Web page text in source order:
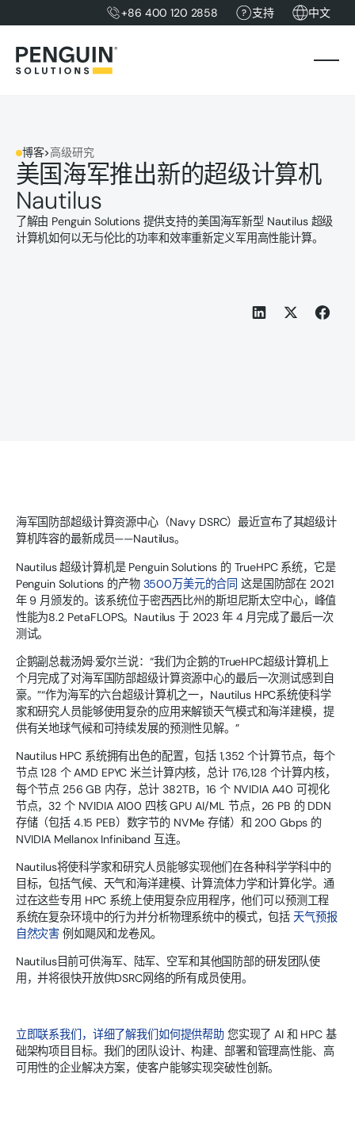
+86 400 120 2858 支持 中文
博客>高级研究
美国海军推出新的超级计算机
Nautilus
了解由 Penguin Solutions 提供支持的美国海军新型 Nautilus 超级
计算机如何以无与伦比的功率和效率重新定义军用高性能计算。
海军国防部超级计算资源中心（Navy DSRC）最近宣布了其超级计
算机阵容的最新成员——Nautilus。
Nautilus 超级计算机是 Penguin Solutions 的 TrueHPC 系统，它是
Penguin Solutions 的产物 3500万美元的合同 这是国防部在 2021
年 9 月颁发的。该系统位于密西西比州的斯坦尼斯太空中心，峰值
性能为8.2 PetaFLOPS。Nautilus 于 2023 年 4 月完成了最后一次
测试。
企鹅副总裁汤姆·爱尔兰说：“我们为企鹅的TrueHPC超级计算机上
个月完成了对海军国防部超级计算资源中心的最后一次测试感到自
豪。”“作为海军的六台超级计算机之一，Nautilus HPC系统使科学
家和研究人员能够使用复杂的应用来解锁天气模式和海洋建模，提
供有关地球气候和可持续发展的预测性见解。”
Nautilus HPC 系统拥有出色的配置，包括 1,352 个计算节点，每个
节点 128 个 AMD EPYC 米兰计算内核，总计 176,128 个计算内核，
每个节点 256 GB 内存，总计 382TB，16 个 NVIDIA A40 可视化
节点，32 个 NVIDIA A100 四核 GPU AI/ML 节点，26 PB 的 DDN
存储（包括 4.15 PEB）数字节的 NVMe 存储）和 200 Gbps 的
NVIDIA Mellanox Infiniband 互连。
Nautilus将使科学家和研究人员能够实现他们在各种科学学科中的
目标，包括气候、天气和海洋建模、计算流体力学和计算化学。通
过在这些专用 HPC 系统上使用复杂应用程序，他们可以预测工程
系统在复杂环境中的行为并分析物理系统中的模式，包括 天气预报
自然灾害 例如飓风和龙卷风。
Nautilus目前可供海军、陆军、空军和其他国防部的研发团队使
用，并将很快开放供DSRC网络的所有成员使用。
立即联系我们，详细了解我们如何提供帮助您实现了 AI 和 HPC 基
础架构项目目标。我们的团队设计、构建、部署和管理高性能、高
可用性的企业解决方案，使客户能够实现突破性创新。